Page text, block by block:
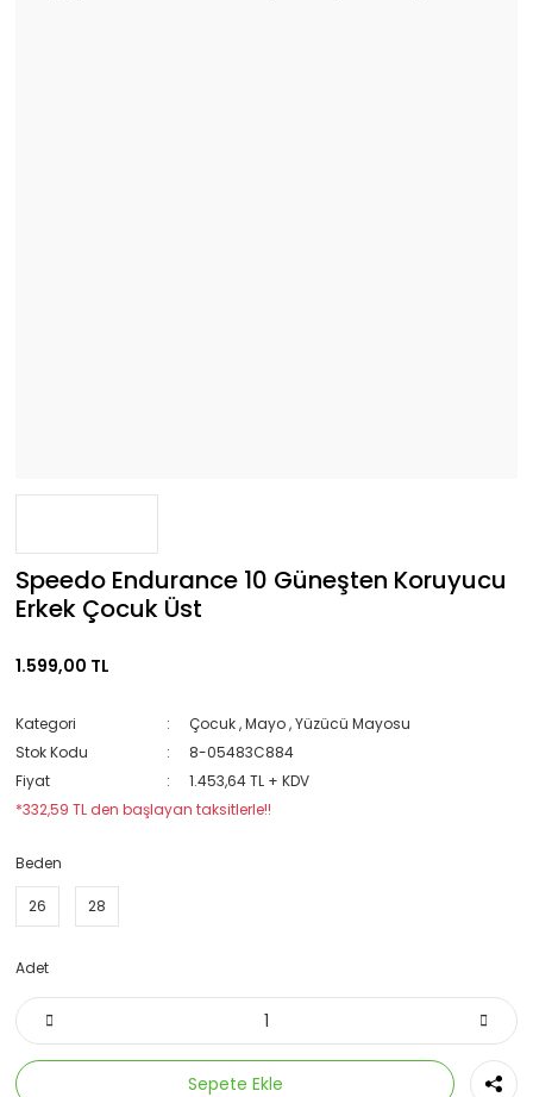
Speedo Endurance 10 Güneşten Koruyucu
Erkek Çocuk Üst
1.599,00 TL
Kategori Çocuk ,Mayo ,Yüzücü Mayosu
Stok Kodu
8-05483C884
Fiyat
1.453,64 TL + KDV
*332,59 TL den başlayan taksitlerle!!
Beden
26 28
Adet
Sepete Ekle